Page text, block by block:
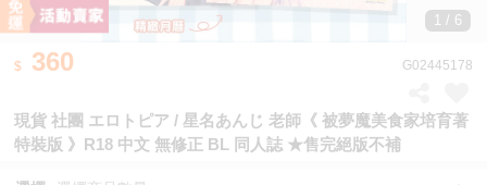
1 / 6
360 G02445178
現貨 社團 エロトピア / 星名あんじ 老師《 被夢魔美食家培育著
特裝版 》R18 中文 無修正 BL 同人誌 ★售完絕版不補